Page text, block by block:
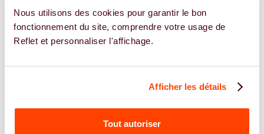
Nous utilisons des cookies pour garantir le bon
fonctionnement du site, comprendre votre usage de
Reflet et personnaliser l'affichage.
Afficher les détails
Tout autoriser
Vous êtes Psychologue expert.e.s en PMA ?
Vous êtes Psychologue spécialiste dans dans
l'accompagnement des femmes et des couples sur la